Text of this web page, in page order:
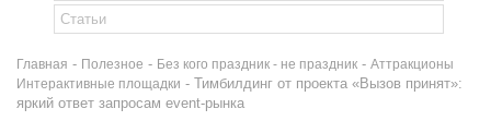
Главная - Полезное - Без кого праздник - не праздник - Аттракционы
Интерактивные площадки - Тимбилдинг от проекта «Вызов принят»:
яркий ответ запросам event-рынка